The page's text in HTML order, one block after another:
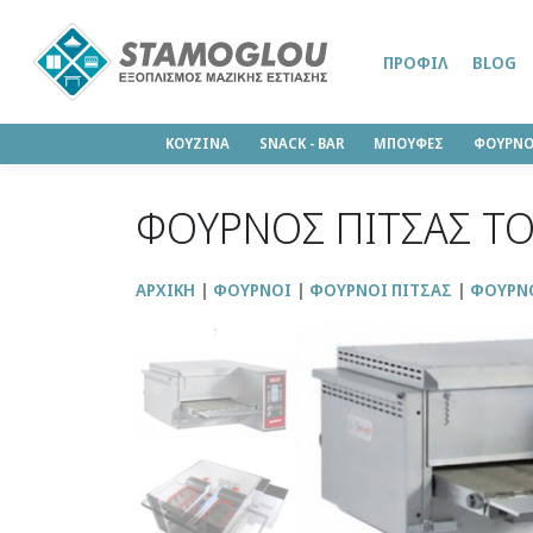
ΚΟΥΖΙΝΑ SΝΑCK - BAR ΜΠΟΥΦΕΣ
ΠΡΟΦΊΛ BLOG
ΦΟΥΡΝΟΣ ΠΙΤΣΑΣ
ΑΡΧΙΚΉ ΦΟΥΡΝΟΙ ΦΟΥΡΝΟΙ ΠΙΤΣΑΣ
↑